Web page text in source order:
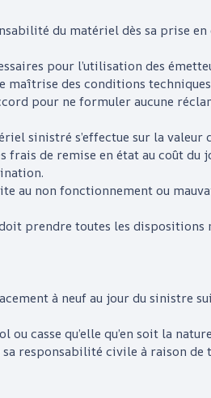
du matériel dès sa prise
pour l’utilisation des
des conditions
pour ne formuler aucune
sinistré s’effectue sur la
de remise en état au coût du
au non fonctionnement ou
prendre toutes les dispositions
à neuf au jour du sinistre
casse qu’elle qu’en soit la
responsabilité civile à raison